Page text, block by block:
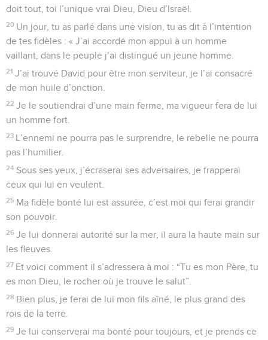
doit tout, toi l’unique vrai Dieu, Dieu d’Israël.
20 Un jour, tu as parlé dans une vision, tu as dit à l’intention
de tes fidèles : « J’ai accordé mon appui à un homme
vaillant, dans le peuple j’ai distingué un jeune homme.
21 J’ai trouvé David pour être mon serviteur, je l’ai consacré
de mon huile d’onction.
22 Je le soutiendrai d’une main ferme, ma vigueur fera de lui
un homme fort.
23 L’ennemi ne pourra pas le surprendre, le rebelle ne pourra
pas l’humilier.
24 Sous ses yeux, j’écraserai ses adversaires, je frapperai
ceux qui lui en veulent.
25 Ma fidèle bonté lui est assurée, c’est moi qui ferai grandir
son pouvoir.
26 Je lui donnerai autorité sur la mer, il aura la haute main sur
les fleuves.
27 Et voici comment il s’adressera à moi : “Tu es mon Père, tu
es mon Dieu, le rocher où je trouve le salut”.
28 Bien plus, je ferai de lui mon fils aîné, le plus grand des
rois de la terre.
29 Je lui conserverai ma bonté pour toujours, et je prends ce